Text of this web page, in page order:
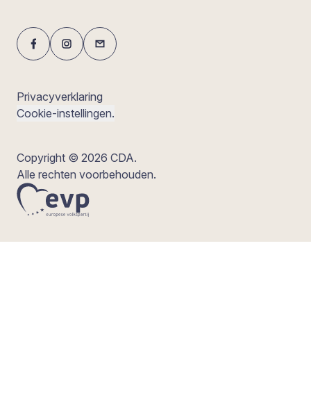
Privacyverklaring
Cookie-instellingen.
Copyright © 2026 CDA.
Alle rechten voorbehouden.